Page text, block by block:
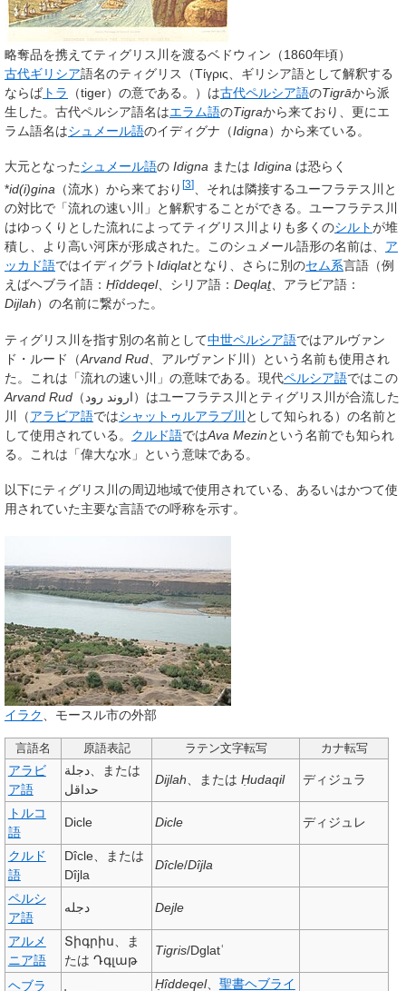
略奪品を携えてティグリス川を渡るベドウィン（1860年頃）
古代ギリシア語名のティグリス （Τίγρις 、ギリシア語として解釈する
ならば トラ （tiger）の意である。）は古代ペルシア語のTigrāから派
生した。古代ペルシア語名はエラム語のTigraから来ており、更にエ
ラム語名はシュメール語のイディグナ （Idigna）から来ている。
大元となったシュメール語の Idigna または Idigina は恐らく
*id(i)gina （流水）から来ており [3]
、それは隣接するユーフラテス川と
の対比で「流れの速い川」と解釈することができる。ユーフラテス川
はゆっくりとした流れによってティグリス川よりも多くのシルトが堆
積し、より高い河床が形成された。このシュメール語形の名前は、 ア
ッカド語ではイディグラトIdiqlatとなり、さらに別のセム系言語（例
えばヘブライ語： Ḥîddeqel、シリア語： Deqlaṯ、アラビア語：
Dijlah）の名前に繋がった。
ティグリス川を指す別の名前として中世ペルシア語ではアルヴァン
ド・ルード
（Arvand Rud 、アルヴァンド川）という名前も使用され
た。これは「流れの速い川」の意味である。現代ペルシア語ではこの
Arvand Rud （ اروند رود）はユーフラテス川とティグリス川が合流した
川（アラビア語ではシャットゥルアラブ川 として知られる）の名前と
して使用されている。 クルド語ではAva Mezinという名前でも知られ
る。これは「偉大な水」という意味である。
以下にティグリス川の周辺地域で使用されている、あるいはかつて使
用されていた主要な言語での呼称を示す。
イラク 、モースル市の外部
言語名 原語表記 ラテン文字転写 カナ転写
アラビ
ア語
دجلة、または
حداقل
Dijlah 、または Ḥudaqil ディジュラ
トルコ
語
Dicle Dicle ディジュレ
クルド
語
Dîcle、または
Dîjla
Dîcle/Dîjla
ペルシ
ア語
دجله Dejle
アルメ
ニア語
Տիգրիս 、ま
たは Դգլաթ
Tigris/Dglatʿ
ヘブラ
Ḥîddeqel、 聖書ヘブライ